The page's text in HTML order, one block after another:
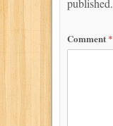
published.
Comment *